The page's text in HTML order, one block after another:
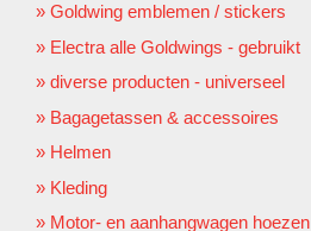
Goldwing emblemen / stickers
Electra alle Goldwings - gebruikt
diverse producten - universeel
Bagagetassen & accessoires
Helmen
Kleding
Motor- en aanhangwagen hoezen